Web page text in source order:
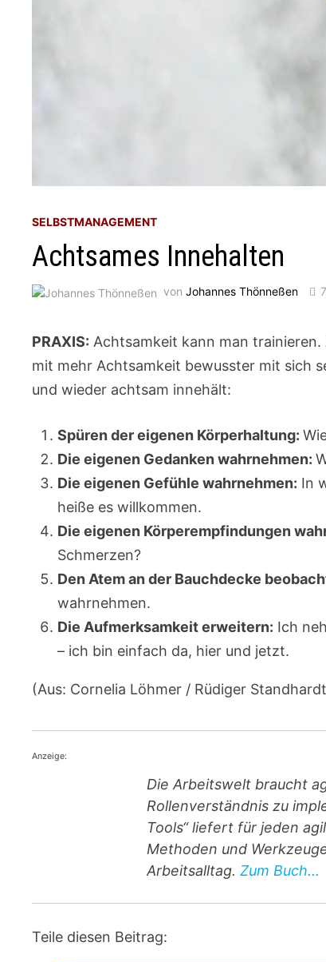
SELBSTMANAGEMENT
Achtsames Innehalten
vonJohannes Thönneßen
PRAXIS: Achtsamkeit kann man
mit mehr Achtsamkeit bewusster mit sich
und wieder achtsam innehält:
Spüren der eigenen Körperhaltung:
Die eigenen Gedanken wahrnehmen:
Die eigenen Gefühle wahrnehmen: In
heiße es willkommen.
Die eigenen Körperempfindungen
Schmerzen?
Den Atem an der Bauchdecke
wahrnehmen.
Die Aufmerksamkeit erweitern: Ich
– ich bin einfach da, hier und jetzt.
(Aus: Cornelia Löhmer / Rüdiger
Anzeige:
Die Arbeitswelt braucht
Rollenverständnis zu
Tools“ liefert für jeden
Methoden und
Arbeitsalltag. Zum Buch...
Teile diesen Beitrag: